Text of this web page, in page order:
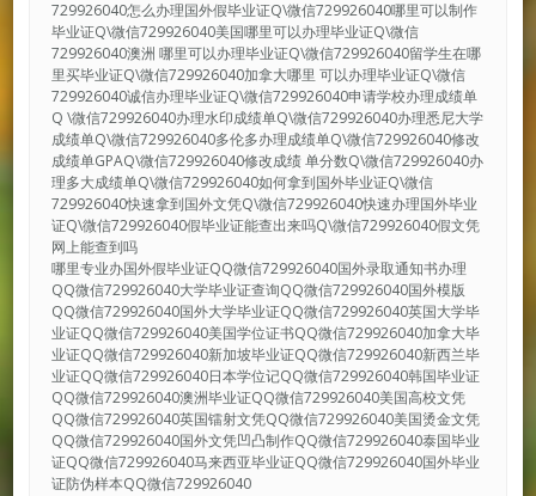
729926040怎么办理国外假毕业证Q\微信729926040哪里可以制作
毕业证Q\微信729926040美国哪里可以办理毕业证Q\微信
729926040澳洲 哪里可以办理毕业证Q\微信729926040留学生在哪
里买毕业证Q\微信729926040加拿大哪里 可以办理毕业证Q\微信
729926040诚信办理毕业证Q\微信729926040申请学校办理成绩单
Q \微信729926040办理水印成绩单Q\微信729926040办理悉尼大学
成绩单Q\微信729926040多伦多办理成绩单Q\微信729926040修改
成绩单GPAQ\微信729926040修改成绩 单分数Q\微信729926040办
理多大成绩单Q\微信729926040如何拿到国外毕业证Q\微信
729926040快速拿到国外文凭Q\微信729926040快速办理国外毕业
证Q\微信729926040假毕业证能查出来吗Q\微信729926040假文凭
网上能查到吗
哪里专业办国外假毕业证QQ微信729926040国外录取通知书办理
QQ微信729926040大学毕业证查询QQ微信729926040国外模版
QQ微信729926040国外大学毕业证QQ微信729926040英国大学毕
业证QQ微信729926040美国学位证书QQ微信729926040加拿大毕
业证QQ微信729926040新加坡毕业证QQ微信729926040新西兰毕
业证QQ微信729926040日本学位记QQ微信729926040韩国毕业证
QQ微信729926040澳洲毕业证QQ微信729926040美国高校文凭
QQ微信729926040英国镭射文凭QQ微信729926040美国烫金文凭
QQ微信729926040国外文凭凹凸制作QQ微信729926040泰国毕业
证QQ微信729926040马来西亚毕业证QQ微信729926040国外毕业
证防伪样本QQ微信729926040